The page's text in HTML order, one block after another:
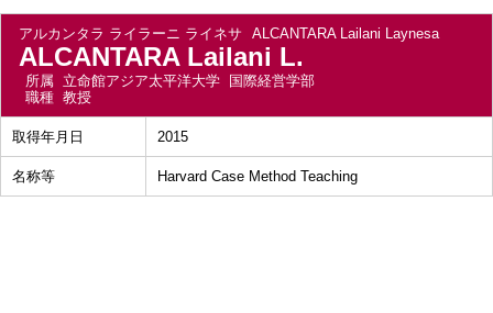
アルカンタラ ライラーニ ライネサ ALCANTARA Lailani Laynesa
ALCANTARA Lailani L.
所属 立命館アジア太平洋大学 国際経営学部
職種 教授
取得年月日 2015
名称等 Harvard Case Method Teaching